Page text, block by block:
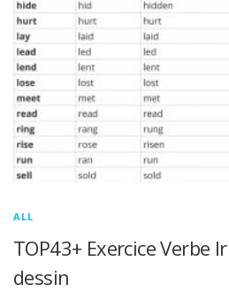
ALL
TOP43+ Exercice Verbe
dessin